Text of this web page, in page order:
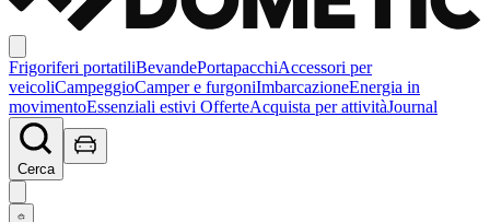
Frigoriferi portatiliBevandePortapacchiAccessori per
veicoliCampeggioCamper e furgoniImbarcazioneEnergia in
movimentoEssenziali estivi OfferteAcquista per attivitàJournal
Cerca